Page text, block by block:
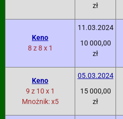
zł
Keno
8 z 8 x 1
11.03.2024
10 000,00
zł
Keno
9 z 10 x 1
Mnożnik: x5
05.03.2024
15 000,00
zł